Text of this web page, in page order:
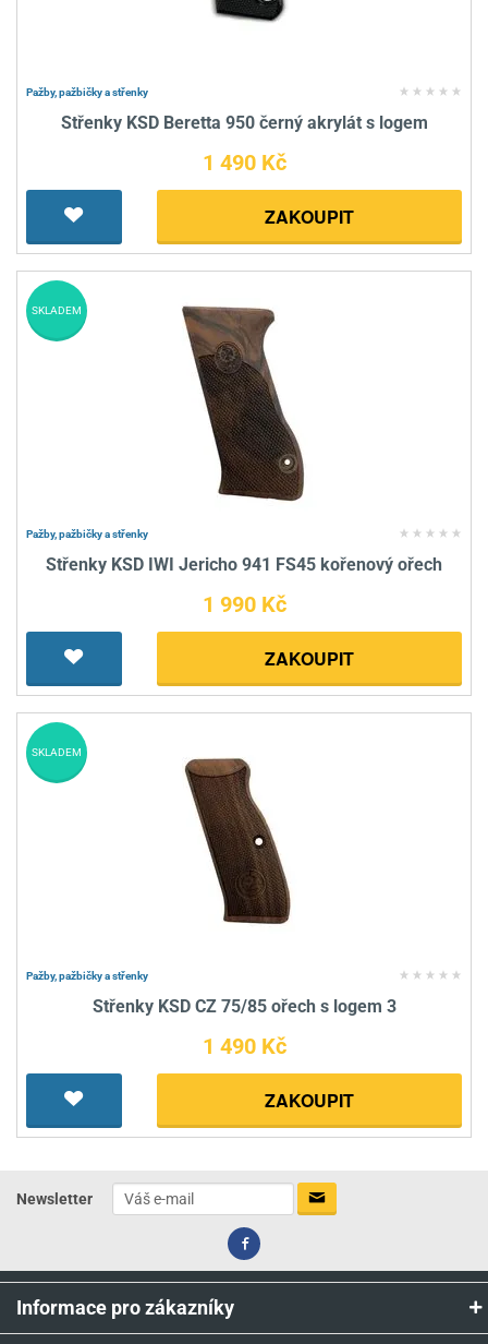
Pažby, pažbičky a střenky
Střenky KSD Beretta 950 černý akrylát s logem
1 490 Kč
ZAKOUPIT
Pažby, pažbičky a střenky
Střenky KSD IWI Jericho 941 FS45 kořenový ořech
1 990 Kč
ZAKOUPIT
SKLADEM
Pažby, pažbičky a střenky
Střenky KSD CZ 75/85 ořech s logem 3
1 490 Kč
ZAKOUPIT
SKLADEM
Newsletter
Informace pro zákazníky